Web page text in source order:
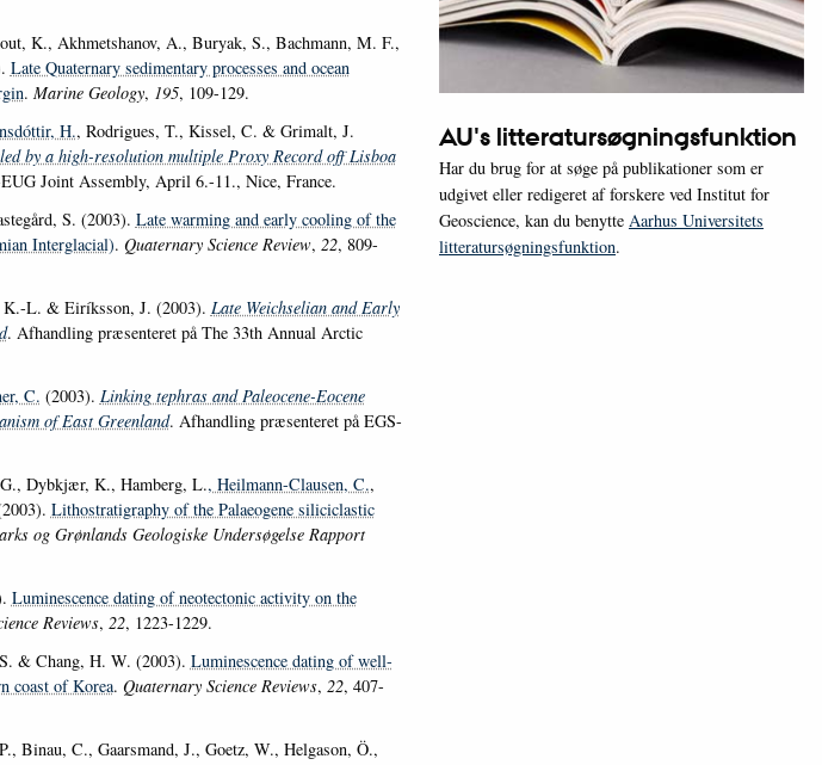
K., Akhmetshanov, A., Buryak, S., Bachmann, M. F.,
Late Quaternary sedimentary processes and ocean
. Marine Geology, 195, 109-129.
H., Rodrigues, T., Kissel, C. & Grimalt, J.
by a high-resolution multiple Proxy Record off Lisboa
Joint Assembly, April 6.-11., Nice, France.
S. (2003). Late warming and early cooling of the
Interglacial). Quaternary Science Review, 22, 809-
K.-L. & Eiríksson, J. (2003). Late Weichselian and Early
. Afhandling præsenteret på The 33th Annual Arctic
C. (2003). Linking tephras and Paleocene-Eocene
of East Greenland. Afhandling præsenteret på EGS-
Dybkjær, K., Hamberg, L., Heilmann-Clausen, C.,
Lithostratigraphy of the Palaeogene siliciclastic
og Grønlands Geologiske Undersøgelse Rapport
Luminescence dating of neotectonic activity on the
Reviews, 22, 1223-1229.
& Chang, H. W. (2003). Luminescence dating of well-
coast of Korea. Quaternary Science Reviews, 22, 407-
Binau, C., Gaarsmand, J., Goetz, W., Helgason, Ö.,
AU's litteratursøgningsfunktion
Har du brug for at søge på publikationer som er
udgivet eller redigeret af forskere ved Institut for
Geoscience, kan du benytte Aarhus Universitets
litteratursøgningsfunktion.